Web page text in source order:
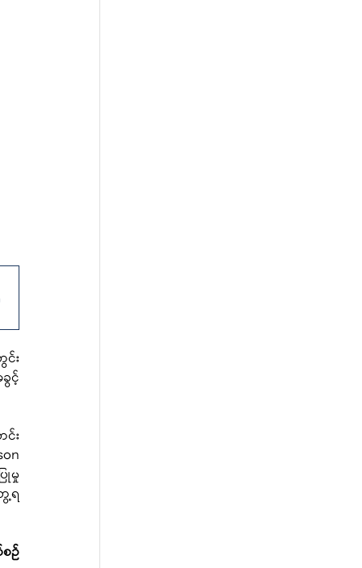
း
င့်
း
မှု
ရ
စဉ်